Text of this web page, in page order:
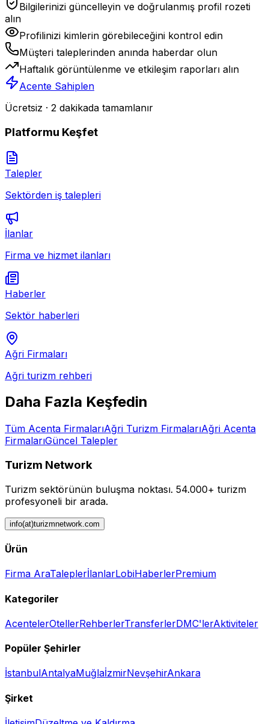
Bilgilerinizi güncelleyin ve doğrulanmış profil rozeti
alın
Profilinizi kimlerin görebileceğini kontrol edin
Müşteri taleplerinden anında haberdar olun
Haftalık görüntülenme ve etkileşim raporları alın
Acente Sahiplen
Ücretsiz · 2 dakikada tamamlanır
Platformu Keşfet
Talepler
Sektörden iş talepleri
İlanlar
Firma ve hizmet ilanları
Haberler
Sektör haberleri
Ağri Firmaları
Ağri turizm rehberi
Daha Fazla Keşfedin
Tüm Acenta FirmalarıAğri Turizm FirmalarıAğri Acenta
FirmalarıGüncel Talepler
Turizm Network
Turizm sektörünün buluşma noktası. 54.000+ turizm
profesyoneli bir arada.
info(at)turizmnetwork.com
Ürün
Firma AraTaleplerİlanlarLobiHaberlerPremium
Kategoriler
AcentelerOtellerRehberlerTransferlerDMC'lerAktiviteler
Popüler Şehirler
İstanbulAntalyaMuğlaİzmirNevşehirAnkara
Şirket